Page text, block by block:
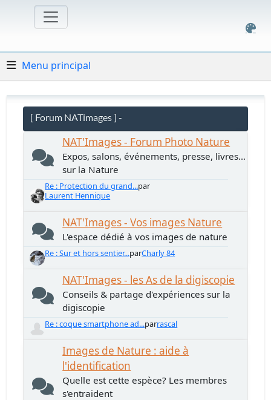
Menu principal
[ Forum NATimages ] -
NAT'Images - Forum Photo Nature
Expos, salons, événements, presse, livres...
sur la Nature
Re : Protection du grand...par
Laurent Hennique
NAT'Images - Vos images Nature
L'espace dédié à vos images de nature
Re : Sur et hors sentier...parCharly 84
NAT'Images - les As de la digiscopie
Conseils & partage d'expériences sur la
digiscopie
Re : coque smartphone ad...parrascal
Images de Nature : aide à
l'identification
Quelle est cette espèce? Les membres
s'entraident